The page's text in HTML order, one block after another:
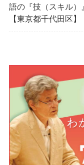
語の『技（スキル）
【東京都千代田区】